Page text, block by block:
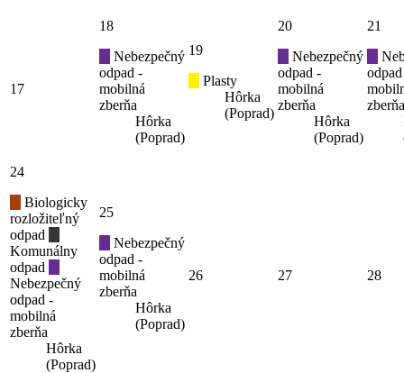
17
18
Nebezpečný
odpad -
mobilná
zberňa
Hôrka
(Poprad)
19
Plasty
Hôrka
(Poprad)
20
Nebezpečný
odpad -
mobilná
zberňa
Hôrka
(Poprad)
21
zberňa
24
Biologicky
rozložiteľný
odpad
Komunálny
odpad
Nebezpečný
odpad -
mobilná
zberňa
Hôrka
(Poprad)
25
Nebezpečný
odpad -
mobilná
zberňa
Hôrka
(Poprad)
26 27 28